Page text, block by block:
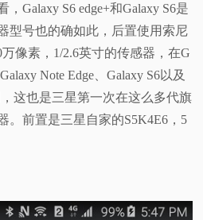
Galaxy S6 edge+和Galaxy S6是
型号也的确如此，后置使用索尼
像素，1/2.6英寸的传感器，在G
Note Edge、Galaxy S6以及
，这也是三星第一次在这么多代旗
。前置是三星自家的S5K4E6，5